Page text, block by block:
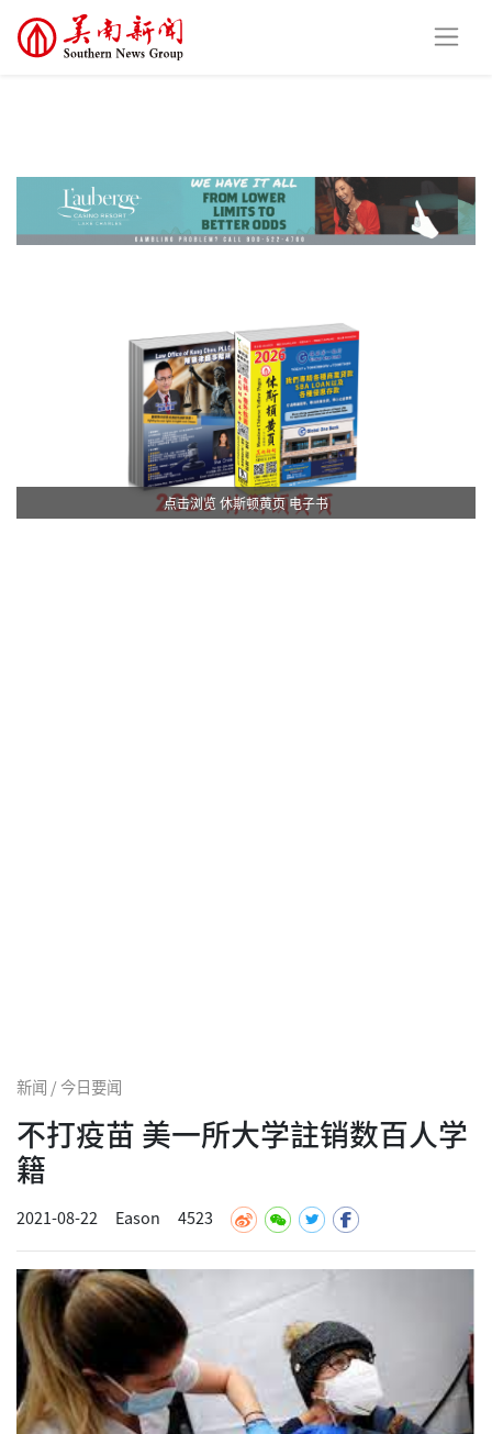
点击浏览 休斯顿黄页 电子书
新闻 / 今日要闻
不打疫苗 美一所大学註销数百人学
籍
2021-08-22 Eason 4523